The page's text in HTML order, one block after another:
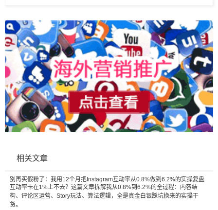
相关文章
别再买假粉了：我用12个月把Instagram互动率从0.8%做到6.2%的实操复盘
互动率卡在1%上不去？这篇文章拆解我从0.8%到6.2%的全过程：内容结
构、评论区运营、Story玩法、算法逻辑，全是真金白银踩坑换来的实操干
货。